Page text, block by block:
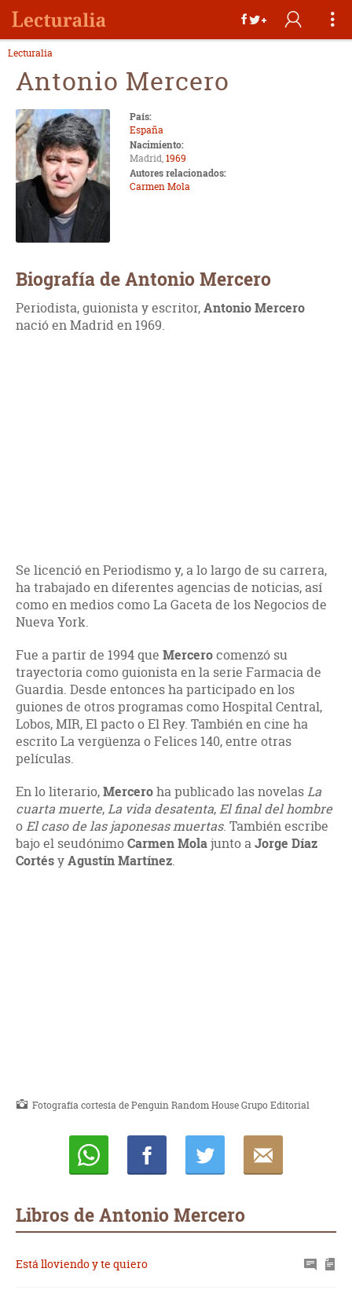
Lecturalia
Antonio Mercero
País:
España
Nacimiento:
Madrid,1969
Autores relacionados:
Carmen Mola
Biografía de Antonio Mercero
Periodista, guionista y escritor,Antonio Mercero
nació en Madrid en 1969.
Se licenció en Periodismo y, a lo largo de su carrera,
ha trabajado en diferentes agencias de noticias, así
como en medios como La Gaceta de los Negocios de
Nueva York.
Fue a partir de 1994 que Mercerocomenzó su
trayectoria como guionista en la serie Farmacia de
Guardia. Desde entonces ha participado en los
guiones de otros programas como Hospital Central,
Lobos, MIR, El pacto o El Rey. También en cine ha
escrito La vergüenza o Felices 140, entre otras
películas.
En lo literario,Merceroha publicado las novelasLa
cuarta muerte,La vida desatenta,El final del hombre
oEl caso de las japonesas muertas. También escribe
bajo el seudónimoCarmen Molajunto aJorge Díaz
CortésyAgustín Martínez.
Fotografía cortesía de Penguin Random House Grupo Editorial
Libros de Antonio Mercero
Está lloviendo y te quiero